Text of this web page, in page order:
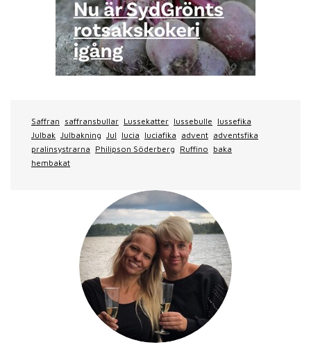
Saffran saffransbullar Lussekatter lussebulle lussefika
Julbak
Julbakning Jul lucia luciafika advent adventsfika
pralinsystrarna Philipson Söderberg Ruffino baka
hembakat